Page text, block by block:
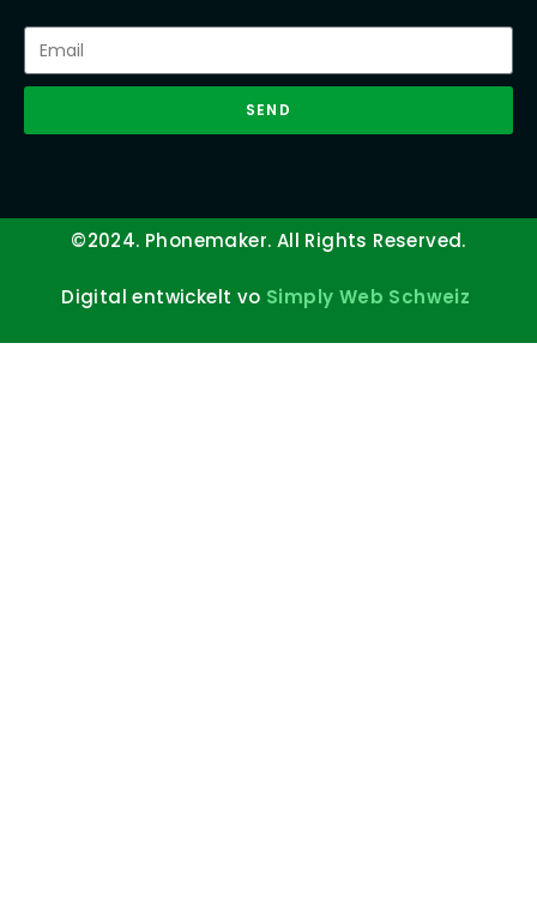
SEND
©2024. Phonemaker. All Rights Reserved.
Digital entwickelt vo Simply Web Schweiz